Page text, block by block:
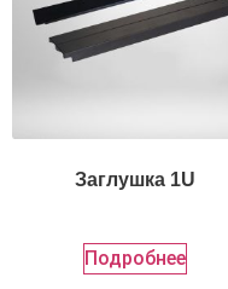
Заглушка 1U
Подробнее